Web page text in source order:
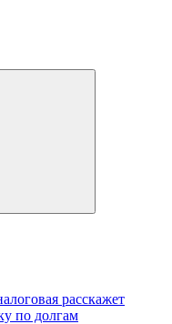
расскажет
по долгам